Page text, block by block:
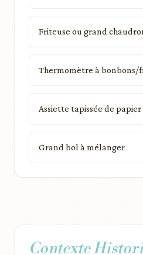
Friteuse ou grand
Thermomètre à bonbons/
Assiette tapissée de
Grand bol à mélanger
Contexte